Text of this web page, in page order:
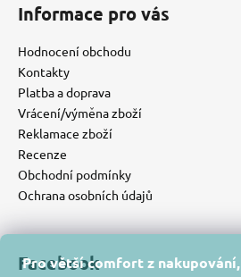
Pro větší comfort z
Informace pro vás
Hodnocení obchodu
Kontakty
Platba a doprava
Vrácení/výměna zboží
Reklamace zboží
Recenze
Obchodní podmínky
Ochrana osobních údajů
Facebook